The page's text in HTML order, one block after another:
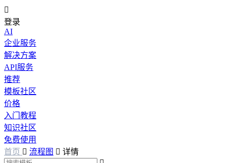

登录
AI
企业服务
解决方案
API服务
推荐
模板社区
价格
入门教程
知识社区
免费使用
首页  流程图  详情